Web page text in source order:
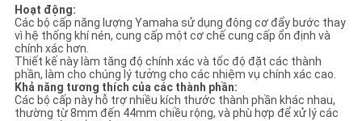
Hoạt động:
Các bộ cấp năng lượng Yamaha sử dụng động cơ đẩy bước thay
vì hệ thống khí nén, cung cấp một cơ chế cung cấp ổn định và
chính xác hơn.
Thiết kế này làm tăng độ chính xác và tốc độ đặt các thành
phần, làm cho chúng lý tưởng cho các nhiệm vụ chính xác cao.
Khả năng tương thích của các thành phần:
Các bộ cấp này hỗ trợ nhiều kích thước thành phần khác nhau,
thường từ 8mm đến 44mm chiều rộng, và phù hợp để xử lý các